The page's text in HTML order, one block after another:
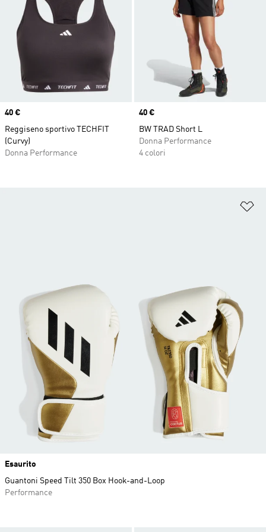
Price
40 €
Reggiseno sportivo TECHFIT
(Curvy)
Donna Performance
Price
40 €
BW TRAD Short L
Donna Performance
4 colori
Esaurito
Guantoni Speed Tilt 350 Box Hook-and-Loop
Performance